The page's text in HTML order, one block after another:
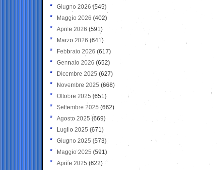
Giugno 2026 (545)
Maggio 2026 (402)
Aprile 2026 (591)
Marzo 2026 (641)
Febbraio 2026 (617)
Gennaio 2026 (652)
Dicembre 2025 (627)
Novembre 2025 (668)
Ottobre 2025 (651)
Settembre 2025 (662)
Agosto 2025 (669)
Luglio 2025 (671)
Giugno 2025 (573)
Maggio 2025 (591)
Aprile 2025 (622)